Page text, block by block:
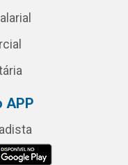
APP